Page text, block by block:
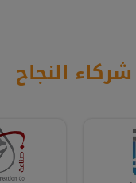
شركاء النجاح